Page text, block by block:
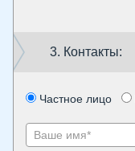
3. Контакты:
Частное лицо